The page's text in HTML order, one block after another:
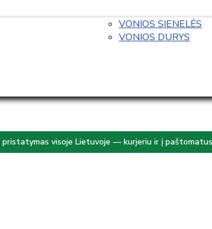
VONIOS SIENELĖS
VONIOS DURYS
pristatymas visoje Lietuvoje — kurjeriu ir į paštomatus